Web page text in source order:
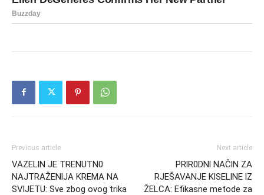
Previous article
VAZELlN JE TRENUTN0
NAJTRAŽENlJA KREMA NA
SVlJETU: Sve zbog ovog trika
Next article
PRlR0DNl NAČlN ZA
RJEŠAVANJE KlSELlNE lZ
ŽELCA: Efikasne metode za